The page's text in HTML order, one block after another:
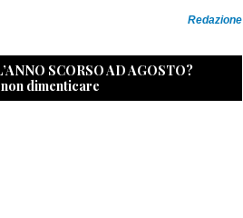
Redazione
SCORSO AD AGOSTO?
dimenticare